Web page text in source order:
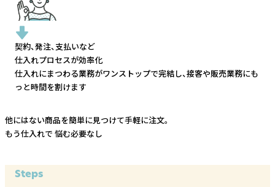
契約、発注、支払いなど
仕入れプロセスが効率化
仕入れにまつわる業務がワンストップで完結し、接客や販売業務にも
っと時間を割けます
他にはない商品を簡単に見つけて手軽に注文。
もう仕入れで 悩む必要なし
Steps